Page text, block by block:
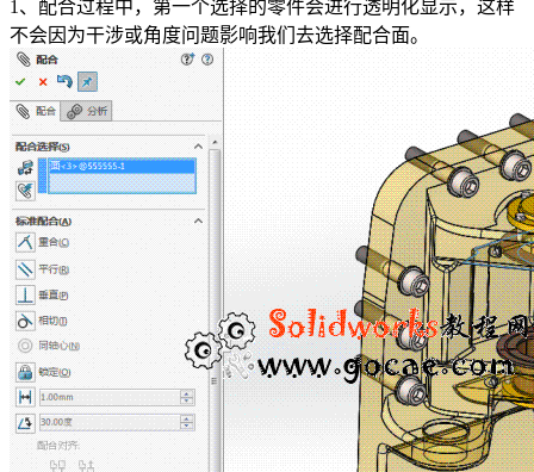
1、配合过程中，第一个选择的零件会进行透明化显示，这样
不会因为干涉或角度问题影响我们去选择配合面。